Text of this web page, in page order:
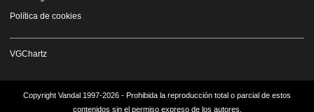
Política de cookies
VGChartz
Copyright Vandal 1997-2026 - Prohibida la reproducción total o parcial de estos
contenidos sin el permiso expreso de los autores.